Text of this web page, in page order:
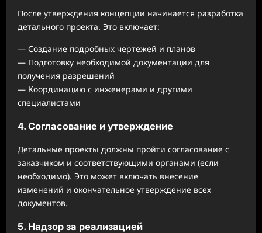
После утверждения концепции начинается разработка
детального проекта. Это включает:
— Создание подробных чертежей и планов
— Подготовку необходимой документации для
получения разрешений
— Координацию с инженерами и другими
специалистами
4. Согласование и утверждение
Детальные проекты должны пройти согласование с
заказчиком и соответствующими органами (если
необходимо). Это может включать внесение
изменений и окончательное утверждение всех
документов.
5. Надзор за реализацией